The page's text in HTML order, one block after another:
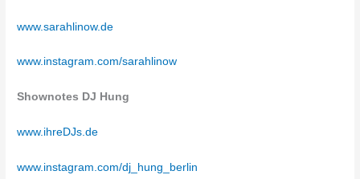
www.sarahlinow.de
www.instagram.com/sarahlinow
Shownotes DJ Hung
www.ihreDJs.de
www.instagram.com/dj_hung_berlin